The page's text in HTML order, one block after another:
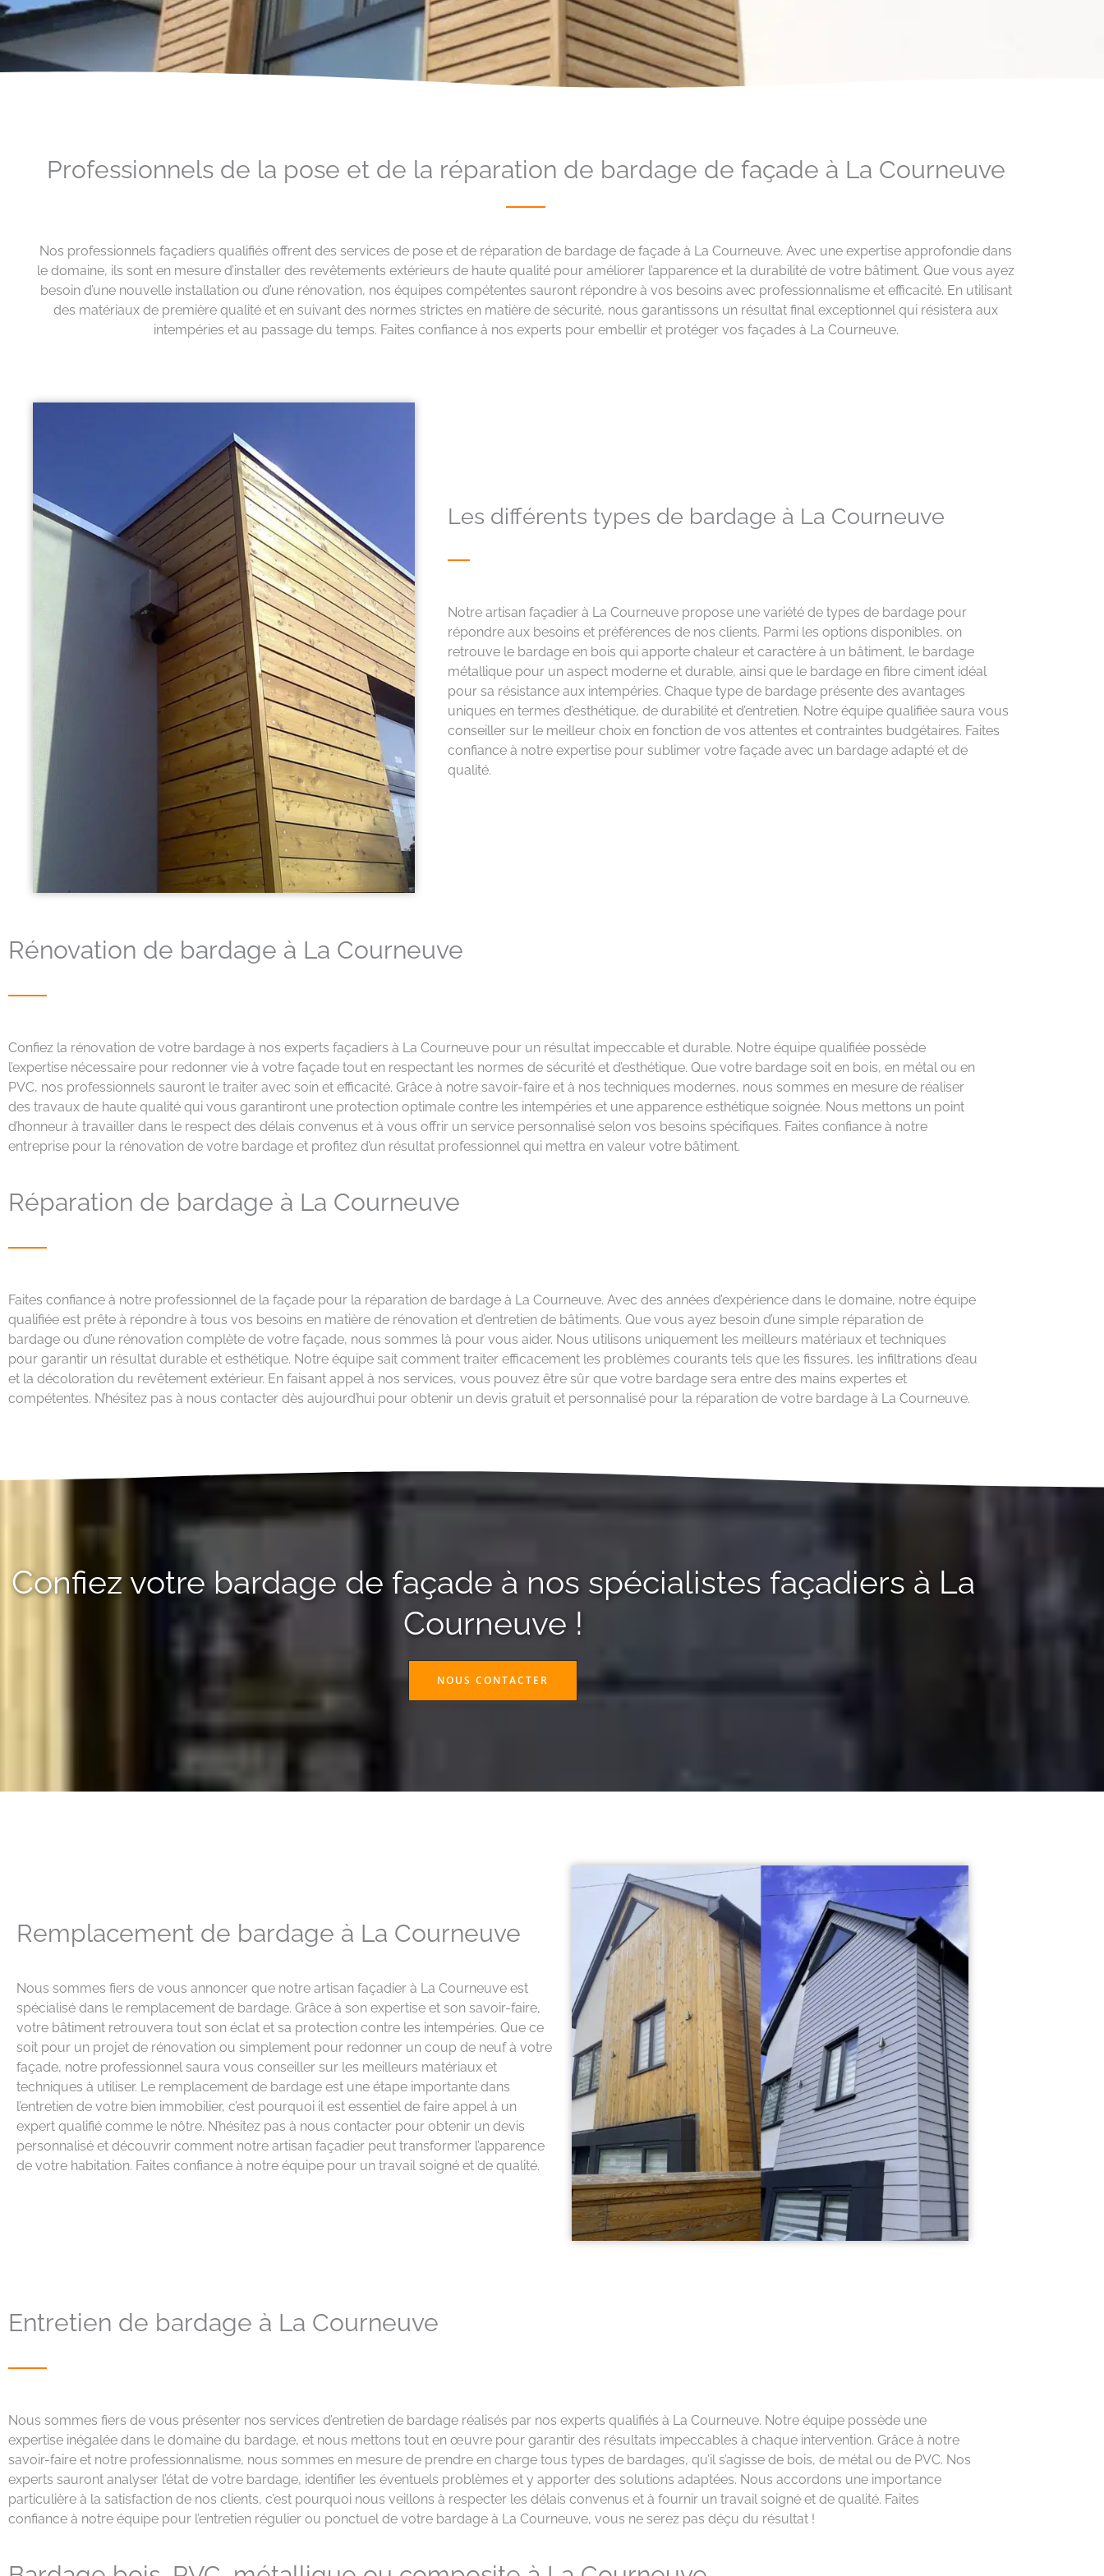
Professionnels de la pose et de la réparation de bardage de façade à La Courneuve
Nos professionnels façadiers qualifiés offrent des services de pose et de réparation de bardage de façade à La Courneuve. Avec une expertise approfondie dans
le domaine, ils sont en mesure d’installer des revêtements extérieurs de haute qualité pour améliorer l’apparence et la durabilité de votre bâtiment. Que vous ayez
besoin d’une nouvelle installation ou d’une rénovation, nos équipes compétentes sauront répondre à vos besoins avec professionnalisme et efficacité. En utilisant
des matériaux de première qualité et en suivant des normes strictes en matière de sécurité, nous garantissons un résultat final exceptionnel qui résistera aux
intempéries et au passage du temps. Faites confiance à nos experts pour embellir et protéger vos façades à La Courneuve.
Les différents types de bardage à La Courneuve
Notre artisan façadier à La Courneuve propose une variété de types de bardage pour
répondre aux besoins et préférences de nos clients. Parmi les options disponibles, on
retrouve le bardage en bois qui apporte chaleur et caractère à un bâtiment, le bardage
métallique pour un aspect moderne et durable, ainsi que le bardage en fibre ciment idéal
pour sa résistance aux intempéries. Chaque type de bardage présente des avantages
uniques en termes d’esthétique, de durabilité et d’entretien. Notre équipe qualifiée saura vous
conseiller sur le meilleur choix en fonction de vos attentes et contraintes budgétaires. Faites
confiance à notre expertise pour sublimer votre façade avec un bardage adapté et de
qualité.
Rénovation de bardage à La Courneuve
Confiez la rénovation de votre bardage à nos experts façadiers à La Courneuve pour un résultat impeccable et durable. Notre équipe qualifiée possède
l’expertise nécessaire pour redonner vie à votre façade tout en respectant les normes de sécurité et d’esthétique. Que votre bardage soit en bois, en métal ou en
PVC, nos professionnels sauront le traiter avec soin et efficacité. Grâce à notre savoir-faire et à nos techniques modernes, nous sommes en mesure de réaliser
des travaux de haute qualité qui vous garantiront une protection optimale contre les intempéries et une apparence esthétique soignée. Nous mettons un point
d’honneur à travailler dans le respect des délais convenus et à vous offrir un service personnalisé selon vos besoins spécifiques. Faites confiance à notre
entreprise pour la rénovation de votre bardage et profitez d’un résultat professionnel qui mettra en valeur votre bâtiment.
Réparation de bardage à La Courneuve
Faites confiance à notre professionnel de la façade pour la réparation de bardage à La Courneuve. Avec des années d’expérience dans le domaine, notre équipe
qualifiée est prête à répondre à tous vos besoins en matière de rénovation et d’entretien de bâtiments. Que vous ayez besoin d’une simple réparation de
bardage ou d’une rénovation complète de votre façade, nous sommes là pour vous aider. Nous utilisons uniquement les meilleurs matériaux et techniques
pour garantir un résultat durable et esthétique. Notre équipe sait comment traiter efficacement les problèmes courants tels que les fissures, les infiltrations d’eau
et la décoloration du revêtement extérieur. En faisant appel à nos services, vous pouvez être sûr que votre bardage sera entre des mains expertes et
compétentes. N’hésitez pas à nous contacter dès aujourd’hui pour obtenir un devis gratuit et personnalisé pour la réparation de votre bardage à La Courneuve.
Confiez votre bardage de façade à nos spécialistes façadiers à La
Courneuve !
NOUS CONTACTER
Remplacement de bardage à La Courneuve
Nous sommes fiers de vous annoncer que notre artisan façadier à La Courneuve est
spécialisé dans le remplacement de bardage. Grâce à son expertise et son savoir-faire,
votre bâtiment retrouvera tout son éclat et sa protection contre les intempéries. Que ce
soit pour un projet de rénovation ou simplement pour redonner un coup de neuf à votre
façade, notre professionnel saura vous conseiller sur les meilleurs matériaux et
techniques à utiliser. Le remplacement de bardage est une étape importante dans
l’entretien de votre bien immobilier, c’est pourquoi il est essentiel de faire appel à un
expert qualifié comme le nôtre. N’hésitez pas à nous contacter pour obtenir un devis
personnalisé et découvrir comment notre artisan façadier peut transformer l’apparence
de votre habitation. Faites confiance à notre équipe pour un travail soigné et de qualité.
Entretien de bardage à La Courneuve
Nous sommes fiers de vous présenter nos services d’entretien de bardage réalisés par nos experts qualifiés à La Courneuve. Notre équipe possède une
expertise inégalée dans le domaine du bardage, et nous mettons tout en œuvre pour garantir des résultats impeccables à chaque intervention. Grâce à notre
savoir-faire et notre professionnalisme, nous sommes en mesure de prendre en charge tous types de bardages, qu’il s’agisse de bois, de métal ou de PVC. Nos
experts sauront analyser l’état de votre bardage, identifier les éventuels problèmes et y apporter des solutions adaptées. Nous accordons une importance
particulière à la satisfaction de nos clients, c’est pourquoi nous veillons à respecter les délais convenus et à fournir un travail soigné et de qualité. Faites
confiance à notre équipe pour l’entretien régulier ou ponctuel de votre bardage à La Courneuve, vous ne serez pas déçu du résultat !